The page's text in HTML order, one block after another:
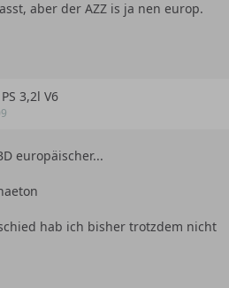
aber der AZZ is ja nen europ.
3,2l V6
europäischer...
hab ich bisher trotzdem nicht